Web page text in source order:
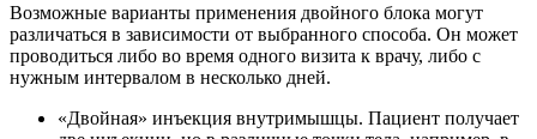
Возможные варианты применения двойного блока могут
различаться в зависимости от выбранного способа. Он может
проводиться либо во время одного визита к врачу, либо с
нужным интервалом в несколько дней.
«Двойная» инъекция внутримышцы. Пациент получает